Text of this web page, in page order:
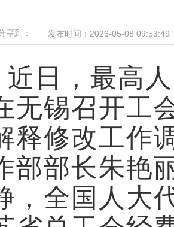
享到： 发布时间：2026-05-08 09:53:49
近日，最高
无锡召开工
释修改工作
部部长朱艳
，全国人大